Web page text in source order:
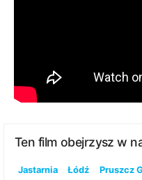
Ten film obejrzysz w
Jastarnia Łódź Pruszcz